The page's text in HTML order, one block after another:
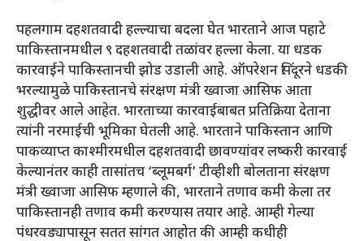
पहलगाम दहशतवादी हल्‍ल्‍याचा बदला घेत भारताने आज पहाटे
पाकिस्‍तानमधील ९ दहशतवादी तळांवर हल्‍ला केला. या धडक
कारवाईने पाकिस्‍तानची झोड उडाली आहे. ऑपरेशन सिंदूरने धडकी
भरल्‍यामुळे पाकिस्‍तानचे संरक्षण मंत्री ख्वाजा आसिफ आता
शुद्धीवर आले आहेत. भारताच्‍या कारवाईबाबत प्रतिक्रिया देताना
त्‍यांनी नरमाईची भूमिका घेतली आहे. भारताने पाकिस्तान आणि
पाकव्याप्त काश्मीरमधील दहशतवादी छावण्यांवर लष्करी कारवाई
केल्यानंतर काही तासांतच ‘ब्लूमबर्ग’ टीव्‍हीशी बोलताना संरक्षण
मंत्री ख्वाजा आसिफ म्‍हणाले की, भारताने तणाव कमी केला तर
पाकिस्तानही तणाव कमी करण्‍यास तयार आहे. आम्ही गेल्या
पंधरवड्यापासून सतत सांगत आहोत की आम्ही कधीही